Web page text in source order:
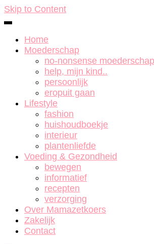
Skip to Content
Home
Moederschap
no-nonsense moederschap
help, mijn kind..
persoonlijk
eropuit gaan
Lifestyle
fashion
huishoudboekje
interieur
plantenliefde
Voeding & Gezondheid
bewegen
informatief
recepten
verzorging
Over Mamazetkoers
Zakelijk
Contact